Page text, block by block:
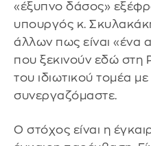
«έξυπνο δάσος»
υπουργός κ.
άλλων πως είναι «ένα
που ξεκινούν εδώ στη
του ιδιωτικού τομέα
συνεργαζόμαστε.
Ο στόχος είναι η